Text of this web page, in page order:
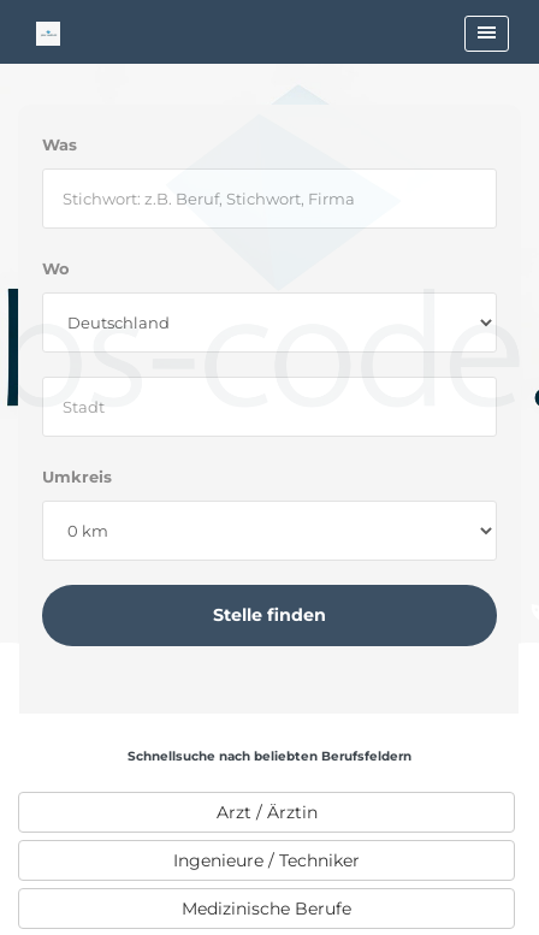
Was
Wo
Umkreis
Schnellsuche nach beliebten Berufsfeldern
Arzt / Ärztin
Ingenieure / Techniker
Medizinische Berufe